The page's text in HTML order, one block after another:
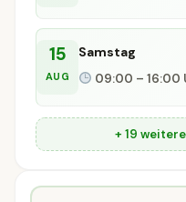
15
AUG
Samstag
09:00 – 16:00
+ 19